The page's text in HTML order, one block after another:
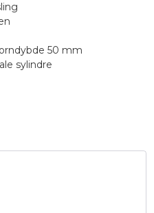
50 mm
sylindre